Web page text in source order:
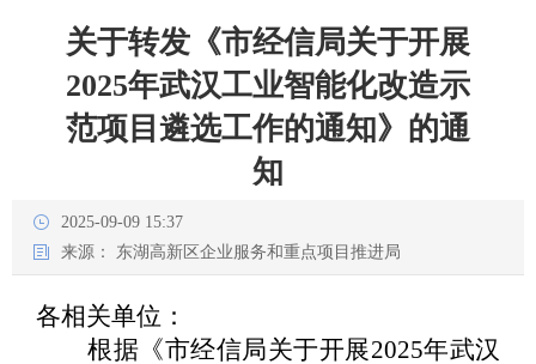
关于转发《市经信局关于开展
2025年武汉工业智能化改造示
范项目遴选工作的通知》的通
知
2025-09-09 15:37
来源： 东湖高新区企业服务和重点项目推进局
各相关单位：
根据《市经信局关于开展2025年武汉